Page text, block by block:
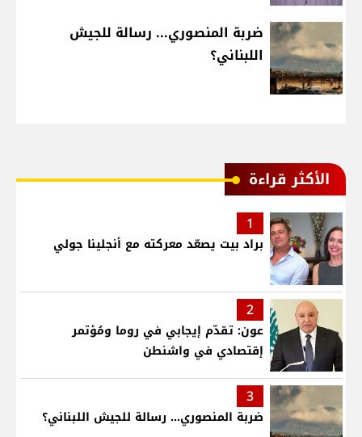
ضربة المنصوري... رسالة للجيش
اللبناني؟
الأكثر قراءة
1
براد بيت يصعّد معركته مع أنجلينا جولي
2
عون: تقدّم إيجابي في روما ومُؤتمر
إقتصادي في واشنطن
3
ضربة المنصوري... رسالة للجيش اللبناني؟